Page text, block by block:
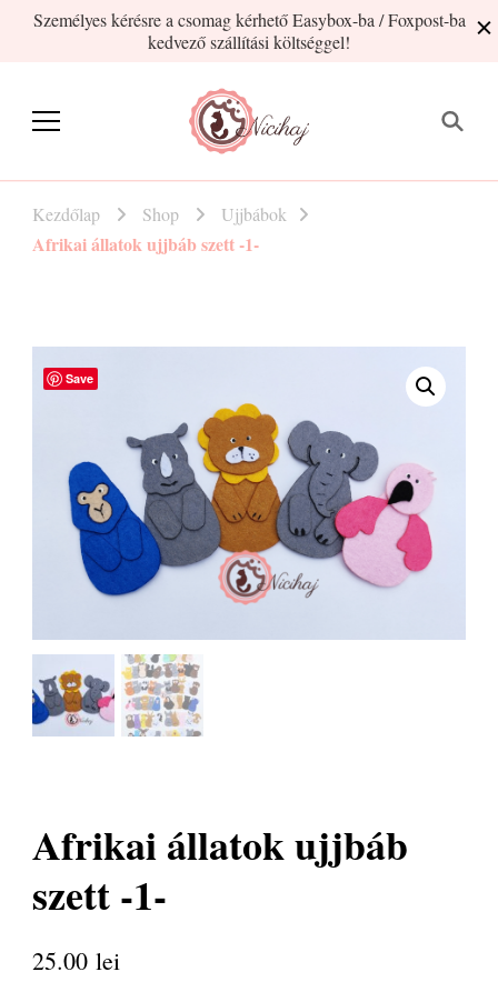
Személyes kérésre a csomag kérhető Easybox-ba / Foxpost-ba
kedvező szállítási költséggel!
Nicihaj
Kezdőlap Shop Ujjbábok
Afrikai állatok ujjbáb szett -1-
Save
Afrikai állatok ujjbáb
szett -1-
25.00 lei